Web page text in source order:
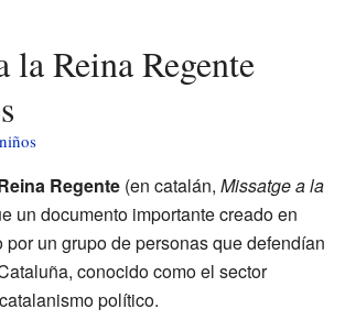
Regente (en catalán, Missatge a la
un documento importante creado en
por un grupo de personas que defendían
conocido como el sector
político.